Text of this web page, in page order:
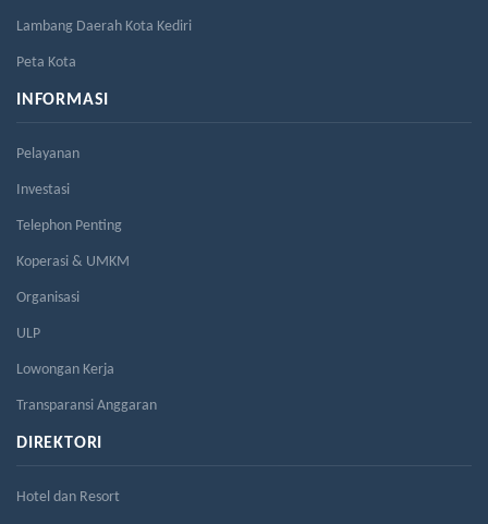
Lambang Daerah Kota Kediri
Peta Kota
INFORMASI
Pelayanan
Investasi
Telephon Penting
Koperasi & UMKM
Organisasi
ULP
Lowongan Kerja
Transparansi Anggaran
DIREKTORI
Hotel dan Resort